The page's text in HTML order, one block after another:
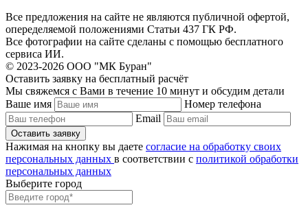
Все предложения на сайте не являются публичной офертой,
опеределяемой положениями Статьи 437 ГК РФ.
Все фотографии на сайте сделаны с помощью бесплатного
сервиса ИИ.
© 2023-2026 ООО "МК Буран"
Оставить заявку на бесплатный расчёт
Мы свяжемся с Вами в течение 10 минут и обсудим детали
Ваше имя
Номер телефона
Email
Нажимая на кнопку вы даете согласие на обработку своих
персональных данных в соответствии с политикой обработки
персональных данных
Выберите город